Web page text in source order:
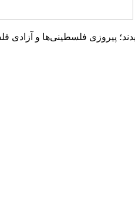
پیروزی فلسطینی‌ها و آزادی